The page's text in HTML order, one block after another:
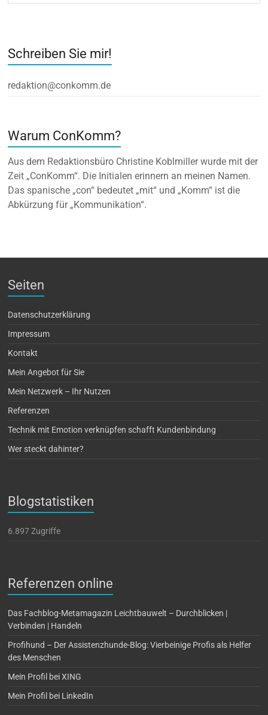
Schreiben Sie mir!
redaktion@conkomm.de
Warum ConKomm?
Aus dem Redaktionsbüro Christine Koblmiller wurde mit der
Zeit „ConKomm“. Die Initialen erinnern an meinen Namen.
Das spanische „con“ bedeutet „mit“ und „Komm“ ist die
Abkürzung für „Kommunikation“.
Seiten
Datenschutzerklärung
Impressum
Kontakt
Mein Angebot für Sie
Mein Netzwerk – Ihr Nutzen
Referenzen
Technik mit Emotion verknüpfen schafft Kundenbindung
Wer steckt dahinter?
Blogstatistiken
6.897 Zugriffe
Referenzen online
Das Fachblog-Metamagazin Leichtbauwelt – Durchblicken |
Verbinden | Handeln
Profihund – Der Assistenzhunde-Blog: Vierbeinige Profis als Helfer
des Menschen
Mein Profil bei XING
Mein Profil bei LinkedIn